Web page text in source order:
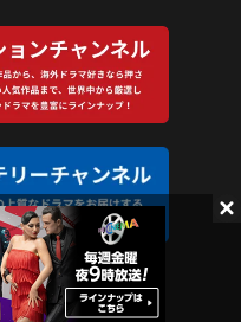
Rights Reserved.